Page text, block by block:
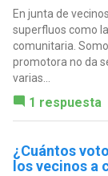
En junta de
superfluos como
comunitaria.
promotora no da
varias...
1 respuesta
¿Cuántos
los vecinos a